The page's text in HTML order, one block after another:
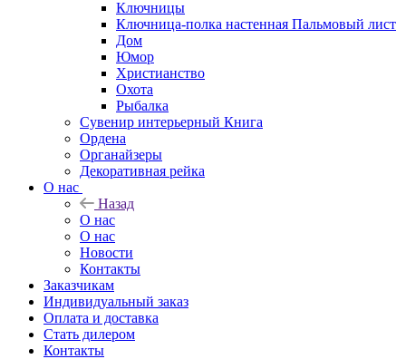
Ключницы
Ключница-полка настенная Пальмовый лист
Дом
Юмор
Христианство
Охота
Рыбалка
Сувенир интерьерный Книга
Ордена
Органайзеры
Декоративная рейка
О нас
Назад
О нас
О нас
Новости
Контакты
Заказчикам
Индивидуальный заказ
Оплата и доставка
Стать дилером
Контакты